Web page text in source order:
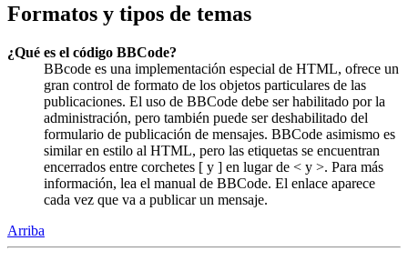
Formatos y tipos de temas
¿Qué es el código BBCode?
BBcode es una implementación especial de HTML, ofrece un
gran control de formato de los objetos particulares de las
publicaciones. El uso de BBCode debe ser habilitado por la
administración, pero también puede ser deshabilitado del
formulario de publicación de mensajes. BBCode asimismo es
similar en estilo al HTML, pero las etiquetas se encuentran
encerrados entre corchetes [ y ] en lugar de < y >. Para más
información, lea el manual de BBCode. El enlace aparece
cada vez que va a publicar un mensaje.
Arriba